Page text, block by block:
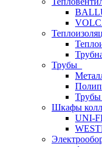
Трубы
Трубы
Шкафы
UNI-